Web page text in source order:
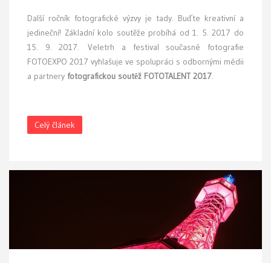
Další ročník fotografické výzvy je tady. Buďte kreativní a
jedineční! Základní kolo soutěže probíhá od 1. 5. 2017 do
15. 9. 2017. Veletrh a festival současné fotografie
FOTOEXPO 2017 vyhlašuje ve spolupráci s odbornými médii
a partnery fotografickou soutěž FOTOTALENT 2017.
Celý článek